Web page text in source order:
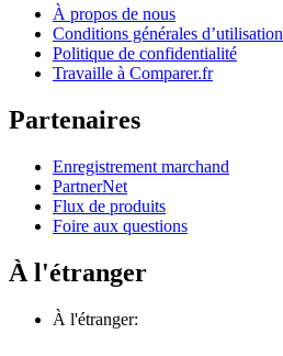
À propos de nous
Conditions générales d’utilisation
Politique de confidentialité
Travaille à Comparer.fr
Partenaires
Enregistrement marchand
PartnerNet
Flux de produits
Foire aux questions
À l'étranger
À l'étranger: